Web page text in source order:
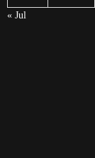
« Jul